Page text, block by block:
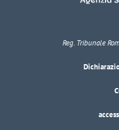
Reg. Tribunale